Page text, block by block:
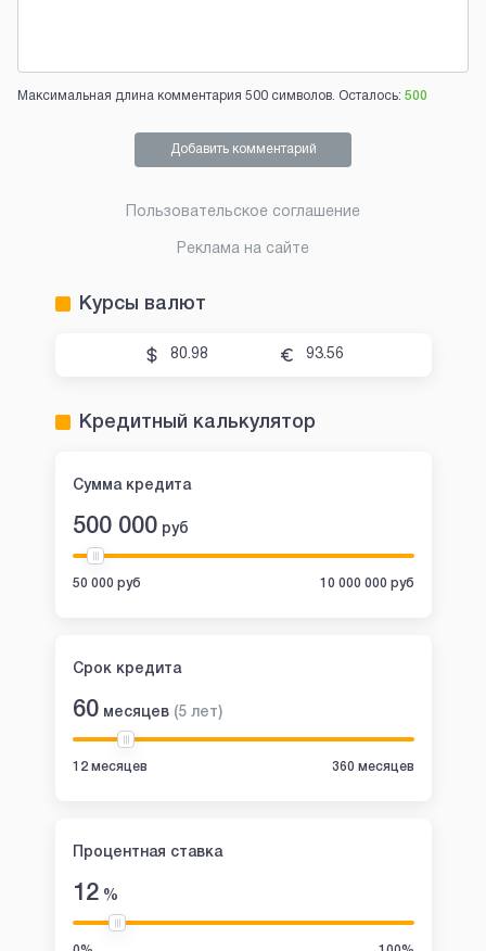
Максимальная длина комментария 500 символов. Осталось: 500
Добавить комментарий
Пользовательское соглашение
Реклама на сайте
Курсы валют
80.98 93.56
Кредитный калькулятор
Сумма кредита
500 000 руб
50 000 руб 10 000 000 руб
Срок кредита
60 месяцев (5 лет)
12 месяцев 360 месяцев
Процентная ставка
12%